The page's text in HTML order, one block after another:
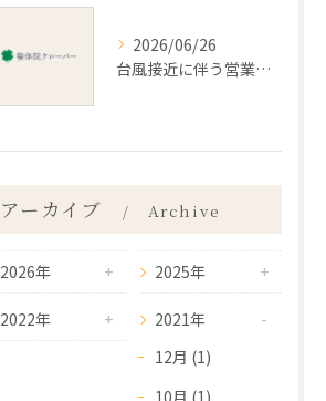
2026/06/26
台風接近に伴う営業のお知らせ
アーカイブ Archive
2026年 2025年
2022年
2021年
12月 (1)
10月 (1)